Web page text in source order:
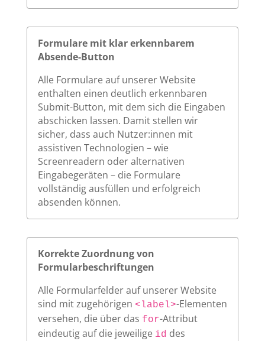
Formulare mit klar erkennbarem
Absende-Button
Alle Formulare auf unserer Website
enthalten einen deutlich erkennbaren
Submit-Button, mit dem sich die Eingaben
abschicken lassen. Damit stellen wir
sicher, dass auch Nutzer:innen mit
assistiven Technologien – wie
Screenreadern oder alternativen
Eingabegeräten – die Formulare
vollständig ausfüllen und erfolgreich
absenden können.
Korrekte Zuordnung von
Formularbeschriftungen
Alle Formularfelder auf unserer Website
sind mit zugehörigen <label>-Elementen
versehen, die über das for-Attribut
eindeutig auf die jeweilige id des